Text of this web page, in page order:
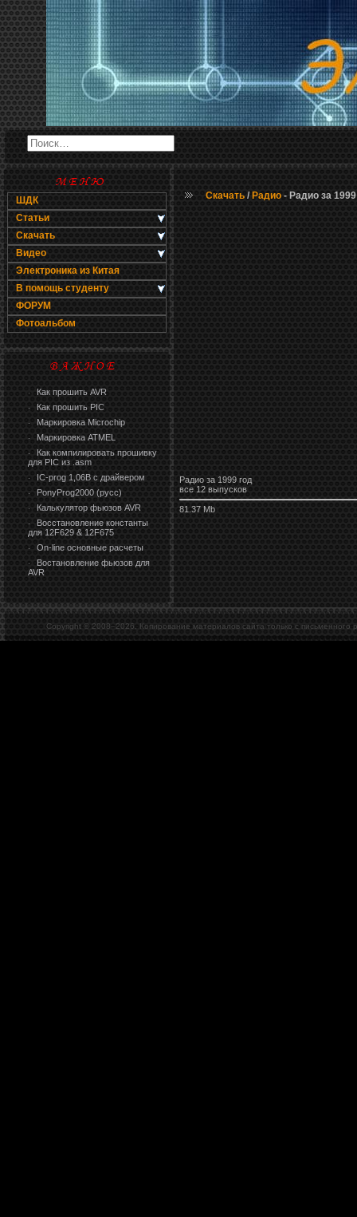
ШДК
Статьи
Скачать
Видео
Электроника из Китая
В помощь студенту
ФОРУМ
Фотоальбом
· Как прошить AVR
· Как прошить PIC
· Маркировка Microchip
· Маркировка ATMEL
·
Как компилировать прошивку
для PIC из .asm
· IC-prog 1,06В с драйвером
· PonyProg2000 (русс)
· Калькулятор фьюзов AVR
·
Восстановление константы
для 12F629 & 12F675
· On-line основные расчеты
·
Востановление фьюзов для
AVR
Скачать / Радио - Радио за
Радио за 1999 год
все 12 выпусков
81.37 Mb
Copyright © 2008–2026. Копирование материалов сайта только с